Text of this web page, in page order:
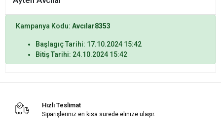
Kampanya Kodu: Avcılar8353
Başlagıç Tarihi: 17.10.2024 15:42
Bitiş Tarihi: 24.10.2024 15:42
Hızlı Teslimat
Siparişleriniz en kısa sürede elinize ulaşır.